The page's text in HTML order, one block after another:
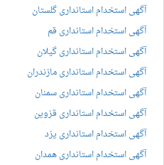
آگهی استخدام استانداری گلستان
آگهی استخدام استانداری قم
آگهی استخدام استانداری گیلان
آگهی استخدام استانداری مازندران
آگهی استخدام استانداری سمنان
آگهی استخدام استانداری قزوین
آگهی استخدام استانداری یزد
آگهی استخدام استانداری همدان